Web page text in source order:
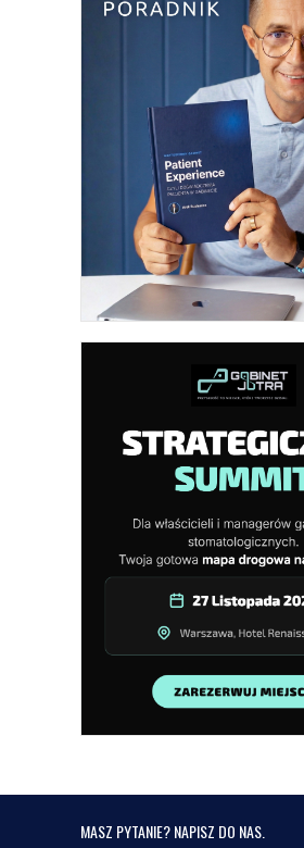
MASZ PYTANIE? NAPISZ DO NAS.